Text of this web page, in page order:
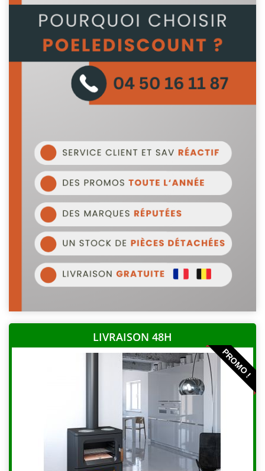
LIVRAISON 48H
PROMO !